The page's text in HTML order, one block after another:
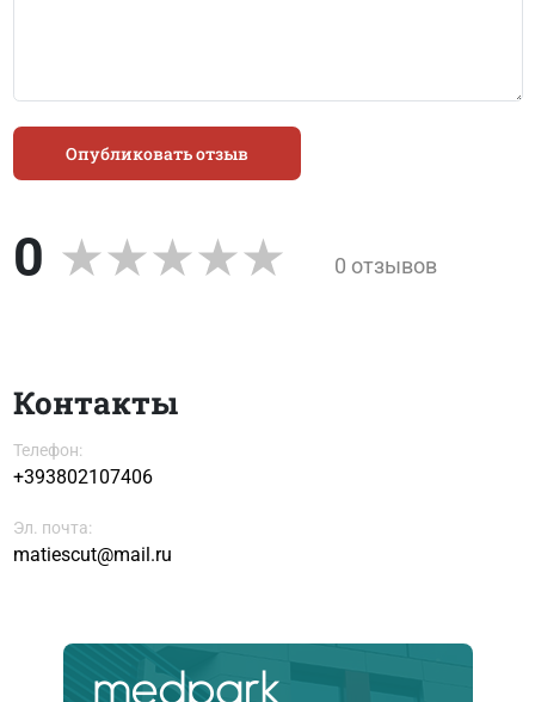
Опубликовать отзыв
0 0 отзывов
Контакты
Телефон:
+393802107406
Эл. почта:
matiescut@mail.ru